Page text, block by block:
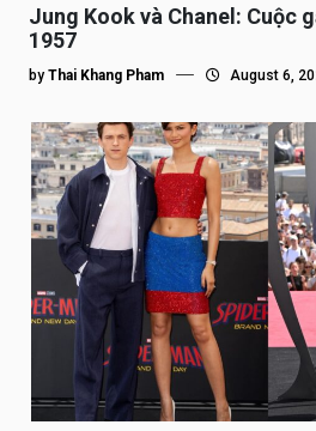
Jung Kook và Chanel: Cuộc
1957
by Thai Khang Pham August 6,